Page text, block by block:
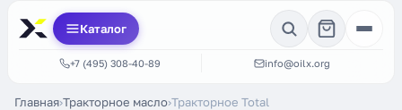
Каталог
+7 (495) 308-40-89 info@oilx.org
Главная›Тракторное масло›Тракторное Total